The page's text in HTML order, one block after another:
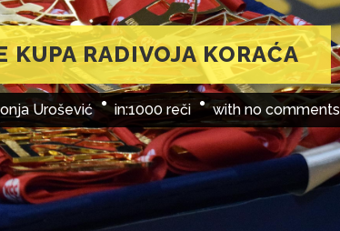
KUPA RADIVOJA KORAĆA
Urošević in:1000 reči with no comments